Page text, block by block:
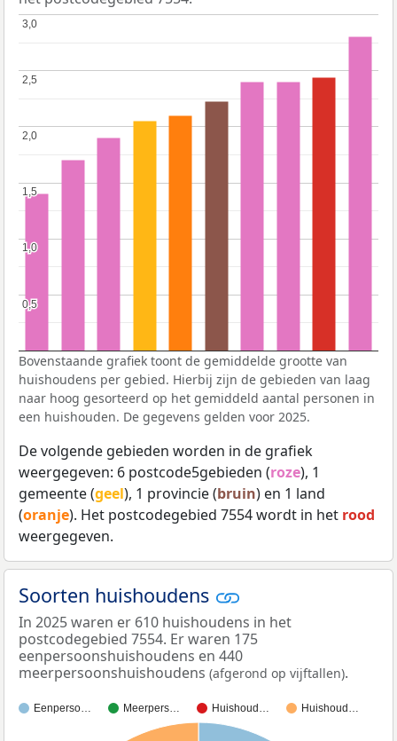
0,5
0,5
1,0
1,0
1,5
1,5
2,0
2,0
2,5
2,5
3,0
3,0
Bovenstaande grafiek toont de gemiddelde grootte van
huishoudens per gebied. Hierbij zijn de gebieden van laag
naar hoog gesorteerd op het gemiddeld aantal personen in
een huishouden. De gegevens gelden voor 2025.
De volgende gebieden worden in de grafiek
weergegeven: 6 postcode5gebieden (roze), 1
gemeente (geel), 1 provincie (bruin) en 1 land
(oranje). Het postcodegebied 7554 wordt in het rood
weergegeven.
Soorten huishoudens
In 2025 waren er 610 huishoudens in het
postcodegebied 7554. Er waren 175
eenpersoonshuishoudens en 440
meerpersoonshuishoudens (afgerond op vijftallen).
Eenperso… Meerpers… Huishoud… Huishoud…